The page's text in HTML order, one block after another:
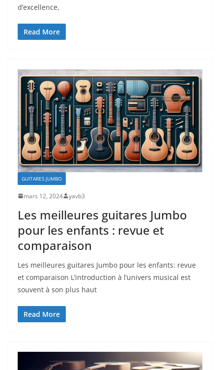
d’excellence,
Read More
GUITARES JUMBO
mars 12, 2024 yavb3
Les meilleures guitares Jumbo
pour les enfants : revue et
comparaison
Les meilleures guitares Jumbo pour les enfants: revue
et comparaison L’introduction à⁢ l’univers musical est
souvent à son ⁤plus haut
Read More